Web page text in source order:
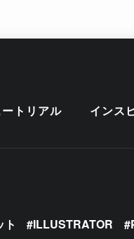
トリアル インス
ト ILLUSTRATOR